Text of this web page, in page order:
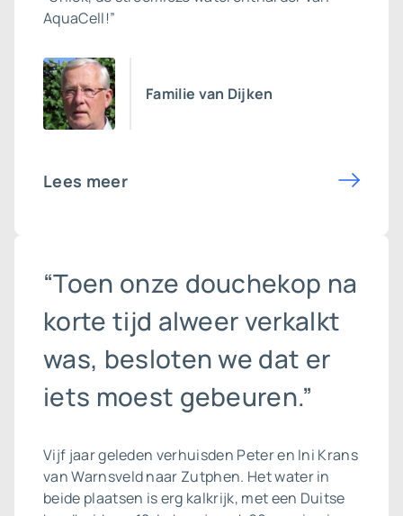
AquaCell!”
Familie van Dijken
Lees meer
“Toen onze douchekop na
korte tijd alweer verkalkt
was, besloten we dat er
iets moest gebeuren.”
Vijf jaar geleden verhuisden Peter en Ini Krans
van Warnsveld naar Zutphen. Het water in
beide plaatsen is erg kalkrijk, met een Duitse